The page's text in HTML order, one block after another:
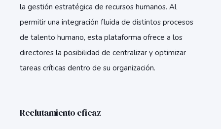
la gestión estratégica de recursos humanos. Al
permitir una integración fluida de distintos procesos
de talento humano, esta plataforma ofrece a los
directores la posibilidad de centralizar y optimizar
tareas críticas dentro de su organización.
Reclutamiento eficaz